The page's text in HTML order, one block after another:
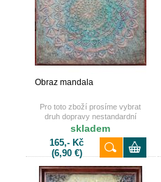
Obraz mandala
Pro toto zboží prosíme vybrat
druh dopravy nestandardní
zásilka nebo osobní odběr.
Děkujeme.
skladem
165,- Kč
(6,90 €)